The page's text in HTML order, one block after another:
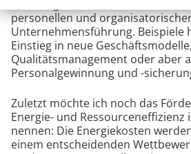
personellen und
Unternehmensführung. Beispiele
Einstieg in neue
Qualitätsmanagement oder aber
Personalgewinnung und -
Zuletzt möchte ich noch das
Energie- und
nennen: Die Energiekosten
einem entscheidenden